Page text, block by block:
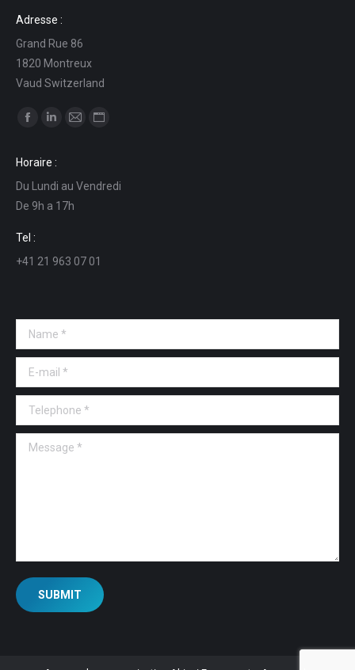
Adresse :
Grand Rue 86
1820 Montreux
Vaud Switzerland
Find us on:
opens
in
new
window
opens
in
new
in
in
Horaire :
Du Lundi au Vendredi
De 9h a 17h
Tel :
+41 21 963 07 01
Name *
E-mail *
Telephone *
Message *
SUBMIT